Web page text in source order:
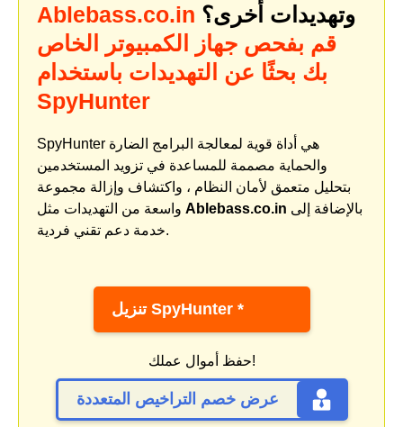
Ablebass.co.in وتهديدات أخرى؟
قم بفحص جهاز الكمبيوتر الخاص
بك بحثًا عن التهديدات باستخدام
SpyHunter
SpyHunter هي أداة قوية لمعالجة البرامج الضارة
والحماية مصممة للمساعدة في تزويد المستخدمين
بتحليل متعمق لأمان النظام ، واكتشاف وإزالة مجموعة
Ablebass.co.in
خدمة دعم تقني فردية.
تنزيل SpyHunter *
حفظ أموال عملك!
عرض خصم التراخيص المتعددة